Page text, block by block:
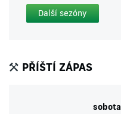
Další sezóny
PŘÍŠTÍ ZÁPAS